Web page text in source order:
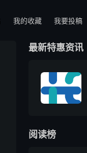
我的收藏 我要投稿
最新特惠资讯
阅读榜